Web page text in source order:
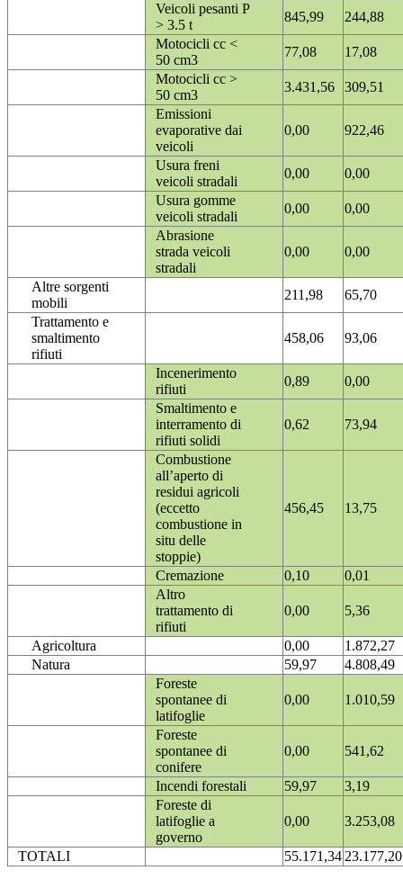
Veicoli pesanti P
> 3.5 t
845,99
244,88
Motocicli cc <
50 cm3
77,08
17,08
Motocicli cc >
50 cm3
3.431,56
309,51
Emissioni
evaporative dai
veicoli
0,00 922,46
Usura freni
veicoli stradali
0,00
0,00
Usura gomme
veicoli stradali
0,00
0,00
Abrasione
strada veicoli
stradali
0,00 0,00
Altre sorgenti
mobili
211,98
65,70
Trattamento e
smaltimento
rifiuti
458,06 93,06
Incenerimento
rifiuti
0,89
0,00
Smaltimento e
interramento di
rifiuti solidi
0,62 73,94
Combustione
all’aperto di
residui agricoli
(eccetto
combustione in
situ delle
stoppie)
456,45 13,75
Cremazione 0,10
0,01
Altro
trattamento di
rifiuti
0,00 5,36
Agricoltura 0,00
1.872,27
Natura
59,97
4.808,49
Foreste
spontanee di
latifoglie
0,00 1.010,59
Foreste
spontanee di
conifere
0,00 541,62
Incendi forestali 59,97
3,19
Foreste di
latifoglie a
governo
0,00 3.253,08
TOTALI 55.171,3423.177,20